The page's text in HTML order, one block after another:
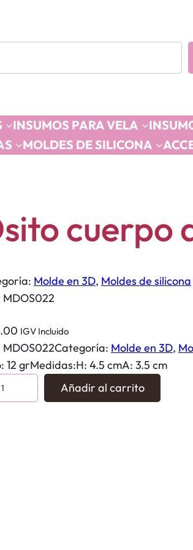
INSUMOS PARA VELA
MOLDES DE SILICONA
cuerpo
Molde en 3D, Moldes de silicona
MDOS022
IGV Incluido
MDOS022Categoría: Molde en 3D,
12 grMedidas:H: 4.5 cmA: 3.5 cm
Añadir al carrito